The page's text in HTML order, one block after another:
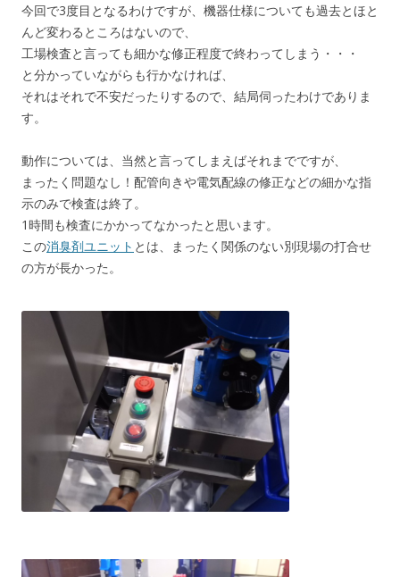
今回で3度目となるわけですが、機器仕様についても過去とほと
んど変わるところはないので、
工場検査と言っても細かな修正程度で終わってしまう・・・
と分かっていながらも行かなければ、
それはそれで不安だったりするので、結局伺ったわけでありま
す。
動作については、当然と言ってしまえばそれまでですが、
まったく問題なし！配管向きや電気配線の修正などの細かな指
示のみで検査は終了。
1時間も検査にかかってなかったと思います。
この消臭剤ユニット とは、まったく関係のない別現場の打合せ
の方が長かった。